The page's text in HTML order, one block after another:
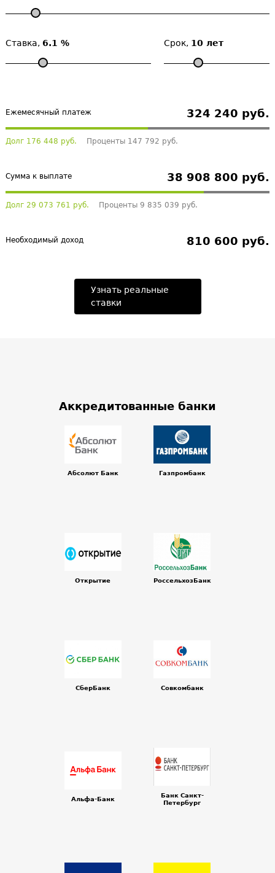
Ставка, 6.1 % Срок, 10 лет
Ежемесячный платеж 324 240 руб.
Долг 176 448 руб. Проценты 147 792 руб.
Сумма к выплате 38 908 800 руб.
Долг 29 073 761 руб. Проценты 9 835 039 руб.
Необходимый доход 810 600 руб.
Узнать реальные
ставки
Аккредитованные банки
Абсолют Банк Газпромбанк
Открытие РоссельхозБанк
СберБанк Совкомбанк
Альфа-Банк
Банк Санкт-
Петербург